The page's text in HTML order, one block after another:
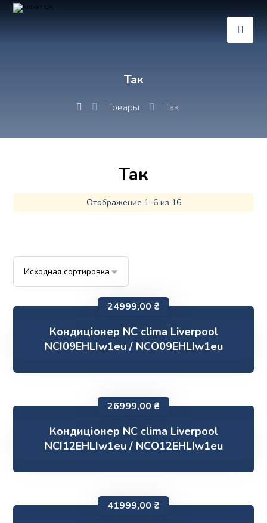
Так
Товары Так
Так
Отображение 1–6 из 16
Кондиціонер NC clima Liverpool
NCI09EHLIw1eu / NCO09EHLIw1eu
24999,00 ₴
Кондиціонер NC clima Liverpool
NCI12EHLIw1eu / NCO12EHLIw1eu
26999,00 ₴
41999,00 ₴